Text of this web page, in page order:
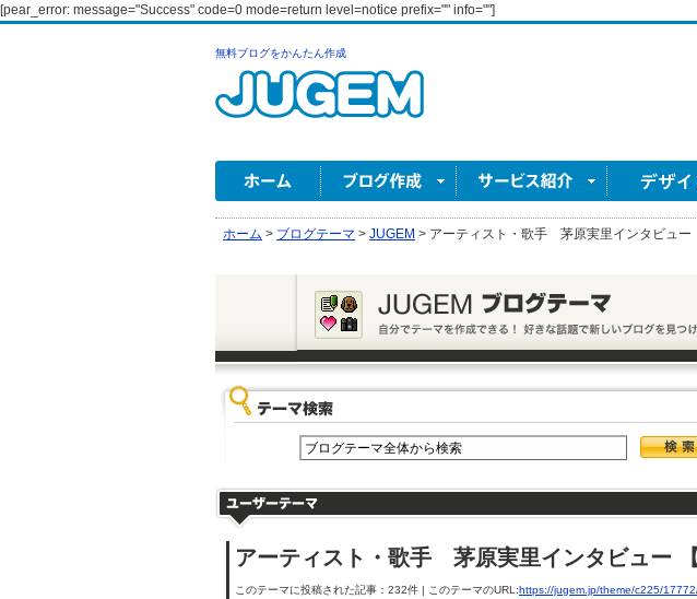
[pear_error: message="Success" code=0 mode=return level=notice prefix="" info=""]
無料ブログをかんたん作成
ホーム > ブログテーマ > JUGEM > アーティスト・歌手 茅原実里インタビュー
アーティスト・歌手 茅原実里インタビュー 【
このテーマに投稿された記事：232件 | このテーマのURL:https://jugem.jp/theme/c225/